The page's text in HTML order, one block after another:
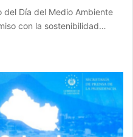
del Día del Medio Ambiente
con la sostenibilidad…